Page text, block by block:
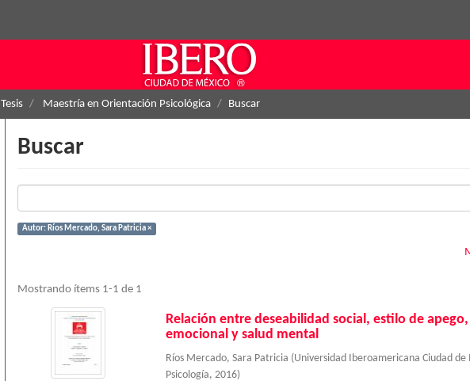
Tesis Maestría en Orientación Psicológica Buscar
Buscar
Autor: Ríos Mercado, Sara Patricia ×
Mostrando ítems 1-1 de 1
Relación entre deseabilidad social, estilo de
emocional y salud mental
Ríos Mercado, Sara Patricia (Universidad Iberoamericana Ciudad
Psicología, 2016)